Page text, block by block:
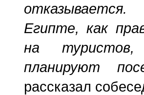
Египте, как
на
планируют
рассказал